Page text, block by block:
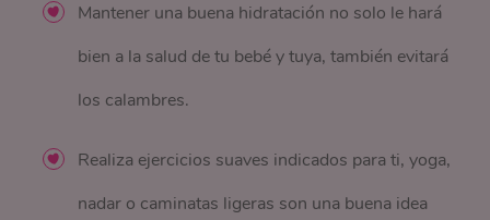
Mantener una buena hidratación no solo le hará
bien a la salud de tu bebé y tuya, también evitará
los calambres.
Realiza ejercicios suaves indicados para ti, yoga,
nadar o caminatas ligeras son una buena idea